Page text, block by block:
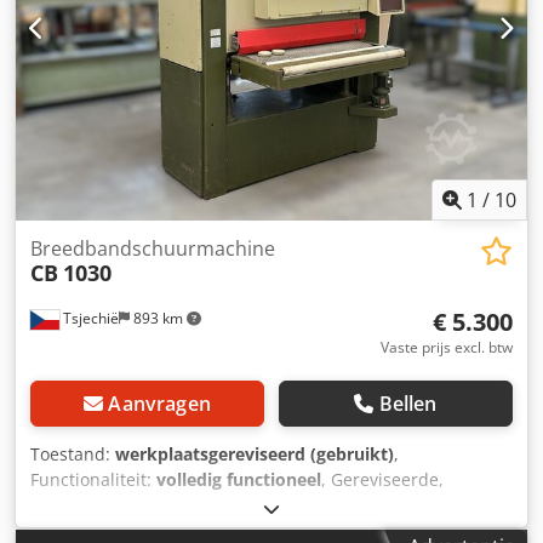
1 / 10
Tsjechië 893 km
Breedbandschuurmachine
CB 1030
€ 5.300
Vaste prijs excl. btw
Aanvragen Bellen
Toestand: werkplaatsgereviseerd (gebruikt),
Functionaliteit: volledig functioneel, Gereviseerde,
automatische egaliserende breedbandschuurmachine
geschikt voor kalibreren en schuren van massief hout. De